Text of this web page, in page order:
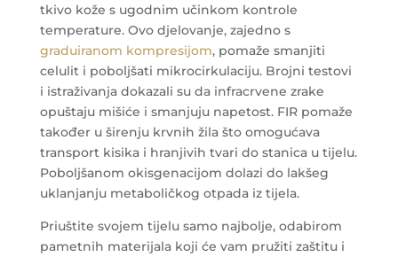
tkivo kože s ugodnim učinkom kontrole
temperature. Ovo djelovanje, zajedno s
graduiranom kompresijom, pomaže smanjiti
celulit i poboljšati mikrocirkulaciju. Brojni testovi
i istraživanja dokazali su da infracrvene zrake
opuštaju mišiće i smanjuju napetost. FIR pomaže
također u širenju krvnih žila što omogućava
transport kisika i hranjivih tvari do stanica u tijelu.
Poboljšanom okisgenacijom dolazi do lakšeg
uklanjanju metaboličkog otpada iz tijela.
Priuštite svojem tijelu samo najbolje, odabirom
pametnih materijala koji će vam pružiti zaštitu i